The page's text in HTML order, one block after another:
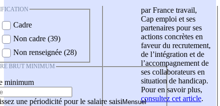
Cadre
Non cadre (39)
Non renseignée (28)
BRUT MINIMUM
minimum
une périodicité pour le salaire saisi
par France travail,
Cap emploi et ses
partenaires pour ses
actions concrètes en
faveur du recrutement,
de l’intégration et de
l’accompagnement de
ses collaborateurs en
situation de handicap.
Pour en savoir plus,
consultez cet article.